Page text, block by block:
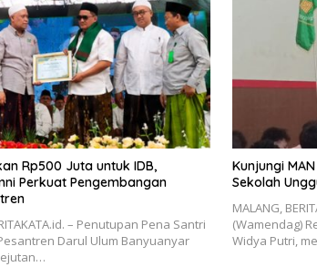
Rp500 Juta untuk IDB,
Perkuat Pengembangan
– Penutupan Pena Santri
Darul Ulum Banyuanyar
Kunjungi
Sekolah
MALANG,
(Wamendag)
Widya Putri,